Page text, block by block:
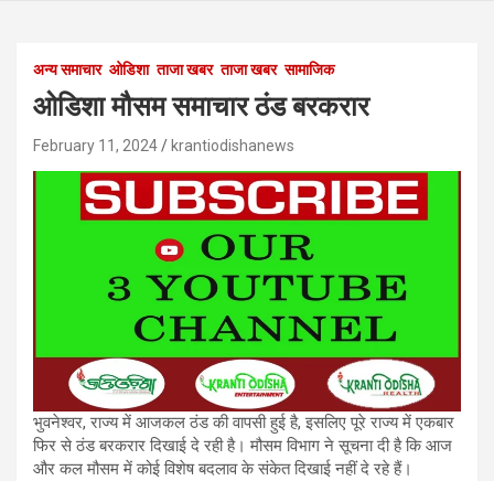
अन्य समाचार ओडिशा ताजा खबर ताजा खबर सामाजिक
ओडिशा मौसम समाचार ठंड बरकरार
February 11, 2024 krantiodishanews
भुवनेश्वर, राज्य में आजकल ठंड की वापसी हुई है, इसलिए पूरे राज्य में एकबार
फिर से ठंड बरकरार दिखाई दे रही है। मौसम विभाग ने सूचना दी है कि आज
और कल मौसम में कोई विशेष बदलाव के संकेत दिखाई नहीं दे रहे हैं।